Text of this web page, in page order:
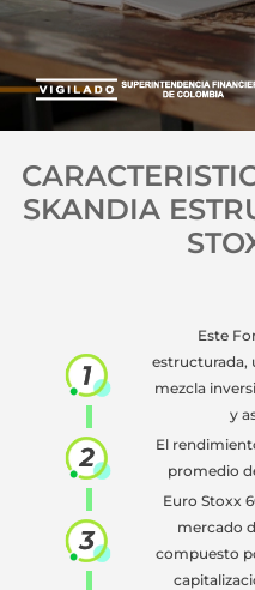
SKANDIA
Este
estructurada,
mezcla
y
El
promedio
Euro Stoxx
mercado
compuesto